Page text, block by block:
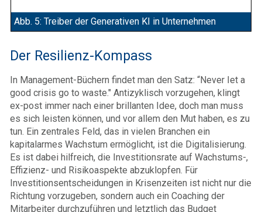
Abb. 5: Treiber der Generativen KI in Unternehmen
Der Resilienz-Kompass
In Management-Büchern findet man den Satz: “Never Iet a
good crisis go to waste." Antizyklisch vorzugehen, klingt
ex-post immer nach einer brillanten Idee, doch man muss
es sich leisten können, und vor allem den Mut haben, es zu
tun. Ein zentrales Feld, das in vielen Branchen ein
kapitalarmes Wachstum ermöglicht, ist die Digitalisierung.
Es ist dabei hilfreich, die Investitionsrate auf Wachstums-,
Effizienz- und Risikoaspekte abzuklopfen. Für
Investitionsentscheidungen in Krisenzeiten ist nicht nur die
Richtung vorzugeben, sondern auch ein Coaching der
Mitarbeiter durchzuführen und letztlich das Budget